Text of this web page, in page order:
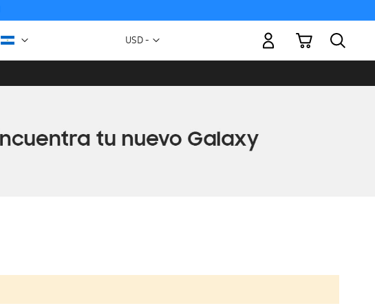
Moneda
USD -
Mi carrito